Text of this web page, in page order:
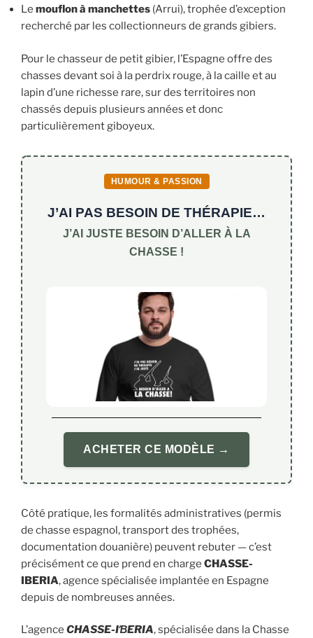
Le mouflon à manchettes (Arrui), trophée d’exception
recherché par les collectionneurs de grands gibiers.
Pour le chasseur de petit gibier, l’Espagne offre des
chasses devant soi à la perdrix rouge, à la caille et au
lapin d’une richesse rare, sur des territoires non
chassés depuis plusieurs années et donc
particulièrement giboyeux.
HUMOUR & PASSION
J’AI PAS BESOIN DE THÉRAPIE…
J’AI JUSTE BESOIN D’ALLER À LA
CHASSE !
ACHETER CE MODÈLE →
Côté pratique, les formalités administratives (permis
de chasse espagnol, transport des trophées,
documentation douanière) peuvent rebuter — c’est
précisément ce que prend en charge CHASSE-
IBERIA, agence spécialisée implantée en Espagne
depuis de nombreuses années.
L’agence CHASSE-IƁERIA, spécialisée dans la Chasse